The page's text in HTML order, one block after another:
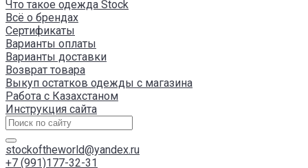
Что такое одежда Stock
Всё о брендах
Сертификаты
Варианты оплаты
Варианты доставки
Возврат товара
Выкуп остатков одежды с магазина
Работа с Казахстаном
Инструкция сайта
stockoftheworld@yandex.ru
+7 (991)177-32-31